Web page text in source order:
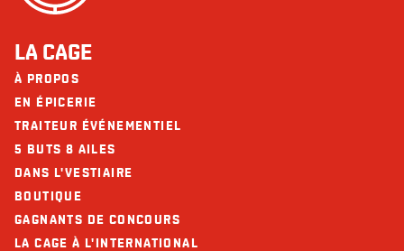
LA CAGE
À PROPOS
EN ÉPICERIE
TRAITEUR ÉVÉNEMENTIEL
5 BUTS 8 AILES
DANS L'VESTIAIRE
BOUTIQUE
GAGNANTS DE CONCOURS
LA CAGE À L'INTERNATIONAL